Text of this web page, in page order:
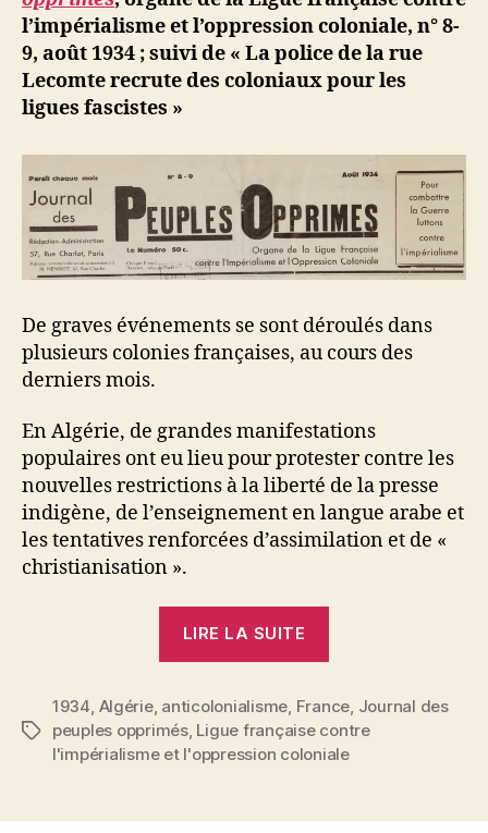
l’impérialisme et l’oppression coloniale, n° 8-
9, août 1934 ; suivi de « La police de la rue
Lecomte recrute des coloniaux pour les
ligues fascistes »
De graves événements se sont déroulés dans
plusieurs colonies françaises, au cours des
derniers mois.
En Algérie, de grandes manifestations
populaires ont eu lieu pour protester contre les
nouvelles restrictions à la liberté de la presse
indigène, de l’enseignement en langue arabe et
les tentatives renforcées d’assimilation et de «
christianisation ».
LIRE LA SUITE
ligue »
Étiquettes
1934 Algérie, anticolonialisme France Journal des
peuples opprimés, Ligue française contre
l'impérialisme et l'oppression coloniale